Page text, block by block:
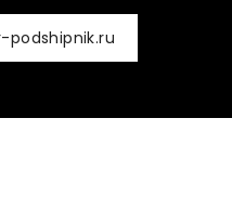
podshipnik.ru